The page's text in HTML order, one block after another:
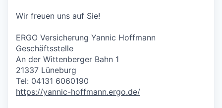
Wir freuen uns auf Sie!
ERGO Versicherung Yannic Hoffmann
Geschäftsstelle
An der Wittenberger Bahn 1
21337 Lüneburg
Tel: 04131 6060190
https://yannic-hoffmann.ergo.de/